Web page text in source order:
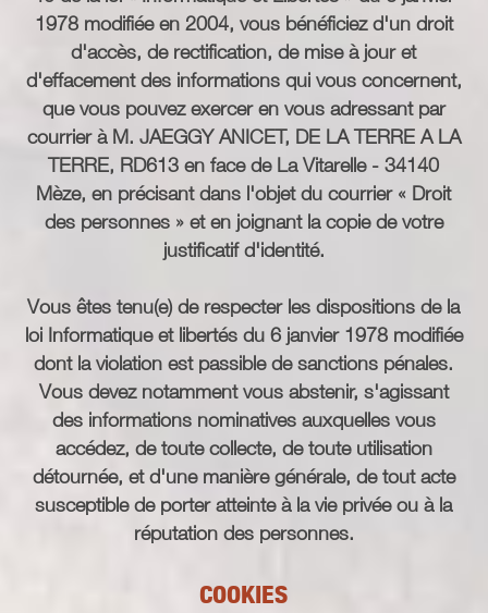
1978 modifiée en 2004, vous bénéficiez d'un droit
d'accès, de rectification, de mise à jour et
d'effacement des informations qui vous concernent,
que vous pouvez exercer en vous adressant par
courrier à M. JAEGGY ANICET, DE LA TERRE A LA
TERRE, RD613 en face de La Vitarelle - 34140
Mèze, en précisant dans l'objet du courrier « Droit
des personnes » et en joignant la copie de votre
justificatif d'identité.
Vous êtes tenu(e) de respecter les dispositions de la
loi Informatique et libertés du 6 janvier 1978 modifiée
dont la violation est passible de sanctions pénales.
Vous devez notamment vous abstenir, s'agissant
des informations nominatives auxquelles vous
accédez, de toute collecte, de toute utilisation
détournée, et d'une manière générale, de tout acte
susceptible de porter atteinte à la vie privée ou à la
réputation des personnes.
COOKIES